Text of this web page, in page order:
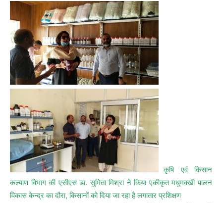
कृषि एवं किसान
कल्याण विभाग की एसीएस डा. सुमिता मिश्रा ने किया एकीकृत मधुमक्खी पालन
विकास केन्द्र का दौरा, किसानों को दिया जा रहा है लगातार प्रशिक्षण